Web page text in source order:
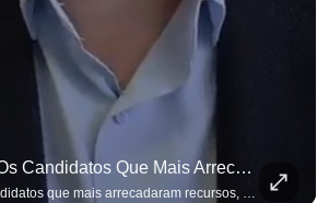
Veja Quais São Os Candidatos Que Mais Arrecadaram Recursos, Até Agora, Por Meio De Vaquinhas Eleito
Veja quais são os candidatos que mais arrecadaram recursos, até agora, por meio de vaquinhas eleitorais. #OAntagonista Se você busca informação com credibilidade, inscreva-se agora e ative o